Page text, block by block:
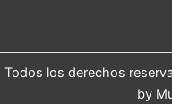
Todos los derechos
by